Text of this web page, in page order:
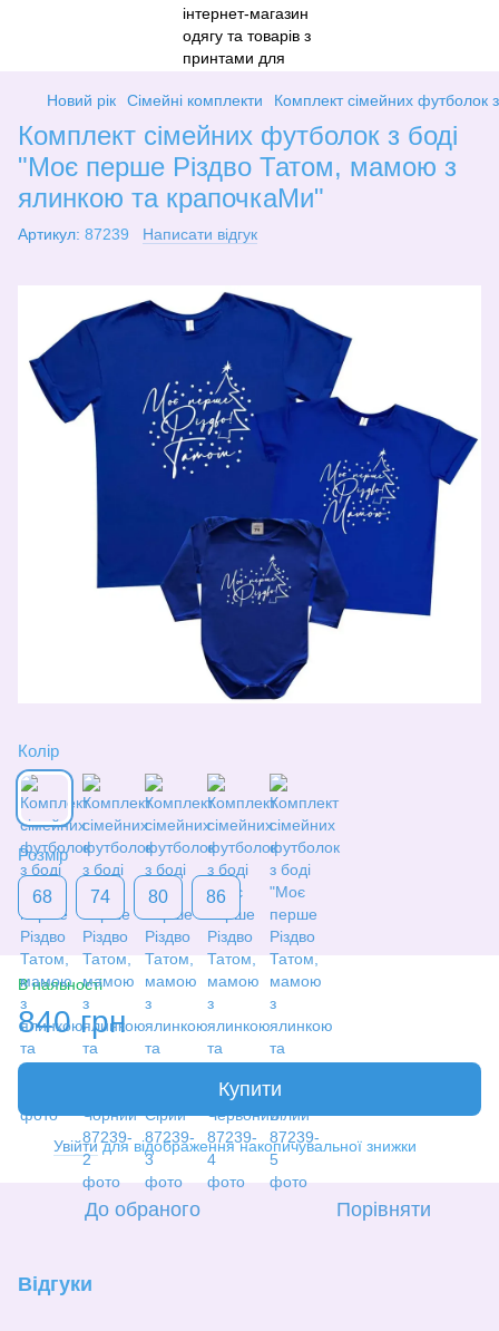
Новий рік Сімейні комплекти Комплект сімейних
Комплект сімейних футболок з боді
"Моє перше Різдво Татом, мамою з
ялинкою та крапочкаМи"
Артикул: 87239 Написати відгук
Колір
Розмір
68 74 80 86
В наявності
840 грн
Купити
Увійтидля відображення накопичувальної знижки
До обраного Порівняти
Відгуки